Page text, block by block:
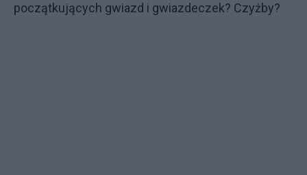
początkujących gwiazd i gwiazdeczek? Czyżby?